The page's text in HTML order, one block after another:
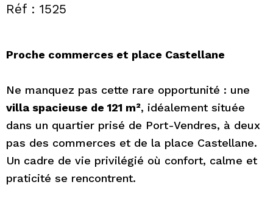
Réf : 1525
Proche commerces et place Castellane
Ne manquez pas cette rare opportunité : une
villa spacieuse de 121 m², idéalement située
dans un quartier prisé de Port-Vendres, à deux
pas des commerces et de la place Castellane.
Un cadre de vie privilégié où confort, calme et
praticité se rencontrent.